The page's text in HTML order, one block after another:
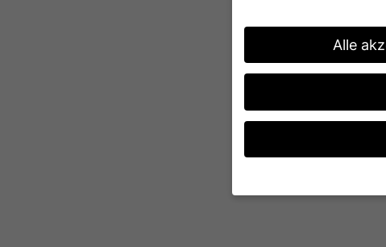
Alle
Wenn Sie unter 16 Jahre
Erziehungsberechtigten